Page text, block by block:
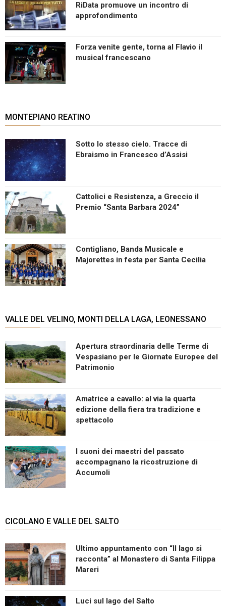
RiData promuove un incontro di
approfondimento
Forza venite gente, torna al Flavio il
musical francescano
MONTEPIANO REATINO
Sotto lo stesso cielo. Tracce di
Ebraismo in Francesco d’Assisi
Cattolici e Resistenza, a Greccio il
Premio “Santa Barbara 2024”
Contigliano, Banda Musicale e
Majorettes in festa per Santa Cecilia
VALLE DEL VELINO, MONTI DELLA LAGA, LEONESSANO
Apertura straordinaria delle Terme di
Vespasiano per le Giornate Europee del
Patrimonio
Amatrice a cavallo: al via la quarta
edizione della fiera tra tradizione e
spettacolo
I suoni dei maestri del passato
accompagnano la ricostruzione di
Accumoli
CICOLANO E VALLE DEL SALTO
Ultimo appuntamento con “Il lago si
racconta” al Monastero di Santa Filippa
Mareri
Luci sul lago del Salto